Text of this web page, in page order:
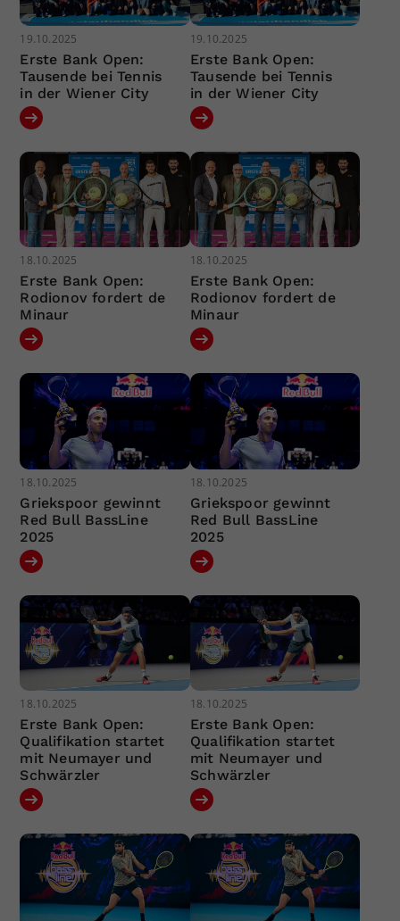
19.10.2025
Erste Bank Open:
Tausende bei Tennis
in der Wiener City
19.10.2025
Erste Bank Open:
Tausende bei Tennis
in der Wiener City
18.10.2025
Erste Bank Open:
Rodionov fordert de
Minaur
18.10.2025
Erste Bank Open:
Rodionov fordert de
Minaur
18.10.2025
Griekspoor gewinnt
Red Bull BassLine
2025
18.10.2025
Griekspoor gewinnt
Red Bull BassLine
2025
18.10.2025
Erste Bank Open:
Qualifikation startet
mit Neumayer und
Schwärzler
18.10.2025
Erste Bank Open:
Qualifikation startet
mit Neumayer und
Schwärzler